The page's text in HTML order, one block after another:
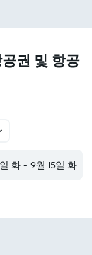
권 및 항공
화 - 9월 15일 화